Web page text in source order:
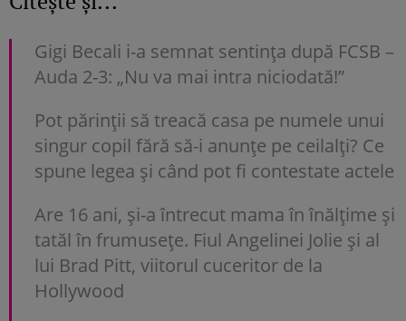
Gigi Becali i-a semnat sentința după FCSB –
Auda 2-3: „Nu va mai intra niciodată!”
Pot părinții să treacă casa pe numele unui
singur copil fără să-i anunțe pe ceilalți? Ce
spune legea și când pot fi contestate actele
Are 16 ani, și-a întrecut mama în înălțime și
tatăl în frumusețe. Fiul Angelinei Jolie și al
lui Brad Pitt, viitorul cuceritor de la
Hollywood